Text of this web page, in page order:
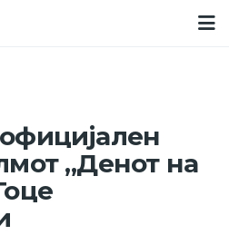
„Денот на